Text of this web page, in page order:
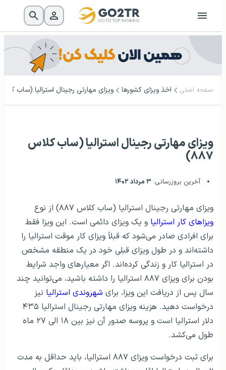
صفحه اصلی اخذ ویزای کشورها ویزای مهارتی رجینال استرالیا (ساب‌ کلاس
ویزای مهارتی رجینال استرالیا (ساب‌ کلاس
۸۸۷)
آخرین بروزرسانی: ۳ مرداد ۱۴۰۲
ویزای مهارتی رجینال استرالیا (ساب‌ کلاس ۸۸۷) از نوع
ویزاهای کار استرالیا و یک ویزای دائمی است. این ویزا فقط
برای افرادی صادر می‌شود که قبلاً ویزای کار موقت استرالیا را
داشته‌اند و در طول ویزای قبلی خود در یک منطقه مشخص
در استرالیا کار و زندگی کرده‌اند. اگر معیارهای واجد شرایط
بودن برای ویزای ۸۸۷ استرالیا را داشته باشید، می‌توانید چند
سال پس از دریافت این ویزا، برای شهروندی استرالیا نیز
درخواست دهید. هزینه ویزای مهارتی رجینال استرالیا ۴۳۵
دلار استرالیا است و پروسه صدور آن نیز بین ۱۸ الی ۲۷ ماه
طول می‌کشد.
برای ثبت درخواست ویزای ۸۸۷ استرالیا، باید حداقل به مدت